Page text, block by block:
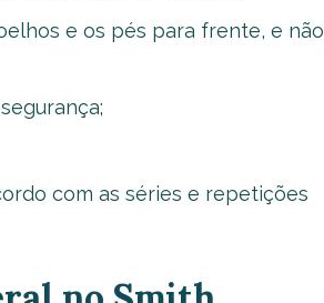
e os pés para frente, e não
com as séries e repetições